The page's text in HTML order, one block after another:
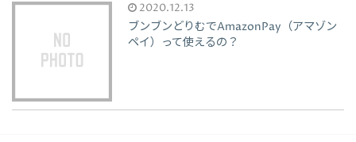
2020.12.13
ブンブンどりむでAmazonPay（アマゾン
ペイ）って使えるの？